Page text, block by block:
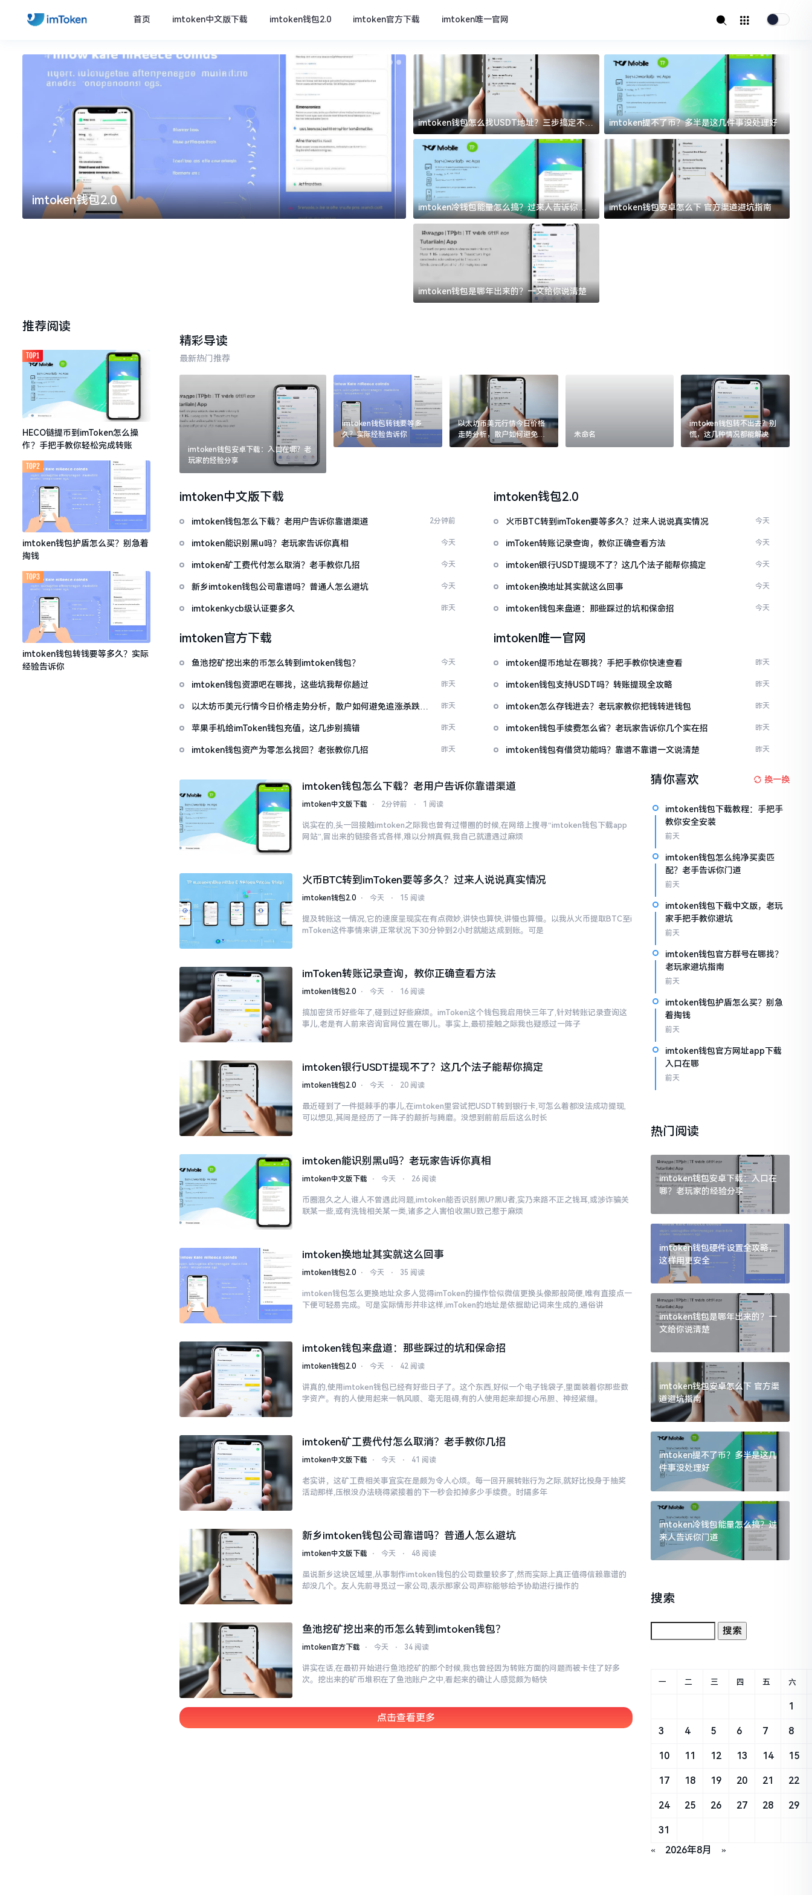
首页 imtoken中文版下载 imtoken钱包2.0 imtoken官方下载 imtoken唯一官网
imtoken钱包2.0 imtoken官方下载
imtoken钱包怎么找USDT地址？三步搞定不踩
坑
imtoken提不了币？多半是这几件事没处理好
imtoken冷钱包能量怎么搞？过来人告诉你门
道
imtoken钱包安卓怎么下 官方渠道避坑指南
imtoken钱包是哪年出来的？一文给你说清楚
推荐阅读
HECO链提币到imToken怎么操
作？手把手教你轻松完成转账
TOP1
imtoken钱包护盾怎么买？别急着
掏钱
TOP2
imtoken钱包转钱要等多久？实际
经验告诉你
TOP3
精彩导读
最新热门推荐
imtoken钱包安卓下载：入口在哪？老
玩家的经验分享
imtoken钱包转钱要等多
久？实际经验告诉你
以太坊币美元行情今日价格
走势分析，散户如何避免追
涨杀跌被套牢
未命名
imtoken钱包转不出去？别
慌，这几种情况都能解决
imtoken中文版下载
imtoken钱包怎么下载？老用户告诉你靠谱渠道 2分钟前
imtoken能识别黑u吗？老玩家告诉你真相 今天
imtoken矿工费代付怎么取消？老手教你几招 今天
新乡imtoken钱包公司靠谱吗？普通人怎么避坑 今天
imtokenkycb级认证要多久 昨天
imtoken钱包2.0
火币BTC转到imToken要等多久？过来人说说真实情况 今天
imToken转账记录查询，教你正确查看方法 今天
imtoken银行USDT提现不了？这几个法子能帮你搞定 今天
imtoken换地址其实就这么回事 今天
imtoken钱包来盘道：那些踩过的坑和保命招 今天
imtoken官方下载
鱼池挖矿挖出来的币怎么转到imtoken钱包？ 今天
imtoken钱包资源吧在哪找，这些坑我帮你趟过 昨天
以太坊币美元行情今日价格走势分析，散户如何避免追涨杀跌被
昨天
苹果手机给imToken钱包充值，这几步别搞错 昨天
imtoken钱包资产为零怎么找回？老张教你几招 昨天
imtoken唯一官网
imtoken提币地址在哪找？手把手教你快速查看 昨天
imtoken钱包支持USDT吗？转账提现全攻略 昨天
imtoken怎么存钱进去？老玩家教你把钱转进钱包 昨天
imtoken钱包手续费怎么省？老玩家告诉你几个实在招 昨天
imtoken钱包有借贷功能吗？靠谱不靠谱一文说清楚 昨天
imtoken钱包怎么下载？老用户告诉你靠谱渠道
imtoken中文版下载 ⋅ 2分钟前 ⋅ 1 阅读
说实在的,头一回接触imtoken之际我也曾有过懵圈的时候,在网络上搜寻“imtoken钱包下载app
网站”,冒出来的链接各式各样,难以分辨真假,我自己就遭遇过麻烦
火币BTC转到imToken要等多久？过来人说说真实情况
imtoken钱包2.0 ⋅ 今天 ⋅ 15 阅读
提及转账这一情况,它的速度呈现实在有点微妙,讲快也算快,讲慢也算慢。以我从火币提取BTC至i
mToken这件事情来讲,正常状况下30分钟到2小时就能达成到账。可是
imToken转账记录查询，教你正确查看方法
imtoken钱包2.0 ⋅ 今天 ⋅ 16 阅读
搞加密货币好些年了,碰到过好些麻烦。imToken这个钱包我启用快三年了,针对转账记录查询这
事儿,老是有人前来咨询官网位置在哪儿。事实上,最初接触之际我也疑惑过一阵子
imtoken银行USDT提现不了？这几个法子能帮你搞定
imtoken钱包2.0 ⋅ 今天 ⋅ 20 阅读
最近碰到了一件挺棘手的事儿,在imtoken里尝试把USDT转到银行卡,可怎么着都没法成功提现,
可以想见,其间是经历了一阵子的颠折与腾磨。没想到前前后后这么时长
imtoken能识别黑u吗？老玩家告诉你真相
imtoken中文版下载 ⋅ 今天 ⋅ 26 阅读
币圈混久之人,谁人不曾遇此问题,imtoken能否识别黑U?黑U者,实乃来路不正之钱耳,或涉诈骗关
联某一些,或有洗钱相关某一类,诸多之人害怕收黑U致己惹于麻烦
imtoken换地址其实就这么回事
imtoken钱包2.0 ⋅ 今天 ⋅ 35 阅读
imtoken钱包怎么更换地址众多人觉得imToken的操作恰似微信更换头像那般简便,唯有直接点一
下便可轻易完成。可是实际情形并非这样,imToken的地址是依据助记词来生成的,通俗讲
imtoken钱包来盘道：那些踩过的坑和保命招
imtoken钱包2.0 ⋅ 今天 ⋅ 42 阅读
讲真的,使用imtoken钱包已经有好些日子了。这个东西,好似一个电子钱袋子,里面装着你那些数
字资产。有的人使用起来一帆风顺、毫无阻碍,有的人使用起来却提心吊胆、神经紧绷。
imtoken矿工费代付怎么取消？老手教你几招
imtoken中文版下载 ⋅ 今天 ⋅ 41 阅读
老实讲，这矿工费相关事宜实在是颇为令人心烦。每一回开展转账行为之际,就好比投身于抽奖
活动那样,压根没办法晓得紧接着的下一秒会扣掉多少手续费。时隔多年
新乡imtoken钱包公司靠谱吗？普通人怎么避坑
imtoken中文版下载 ⋅ 今天 ⋅ 48 阅读
虽说新乡这块区域里,从事制作imtoken钱包的公司数量较多了,然而实际上真正值得信赖靠谱的
却没几个。友人先前寻觅过一家公司,表示那家公司声称能够给予协助进行操作的
鱼池挖矿挖出来的币怎么转到imtoken钱包？
imtoken官方下载 ⋅ 今天 ⋅ 34 阅读
讲实在话,在最初开始进行鱼池挖矿的那个时候,我也曾经因为转账方面的问题而被卡住了好多
次。挖出来的矿币堆积在了鱼池账户之中,看起来的确让人感觉颇为畅快
点击查看更多
猜你喜欢 换一换
imtoken钱包下载教程：手把手
教你安全安装
前天
imtoken钱包怎么纯净买卖匹
配？老手告诉你门道
前天
imtoken钱包下载中文版，老玩
家手把手教你避坑
前天
imtoken钱包官方群号在哪找？
老玩家避坑指南
前天
imtoken钱包护盾怎么买？别急
着掏钱
前天
imtoken钱包官方网址app下载
入口在哪
前天
热门阅读
imtoken钱包安卓下载：入口在
哪？老玩家的经验分享
imtoken钱包硬件设置全攻略，
这样用更安全
imtoken钱包是哪年出来的？一
文给你说清楚
imtoken钱包安卓怎么下 官方渠
道避坑指南
imtoken提不了币？多半是这几
件事没处理好
imtoken冷钱包能量怎么搞？过
来人告诉你门道
搜索
« 2026年8月 »
一 二 三 四 五 六
1
3 4 5 6 7 8
10 11 12 13 14 15
17 18 19 20 21 22
24 25 26 27 28 29
31